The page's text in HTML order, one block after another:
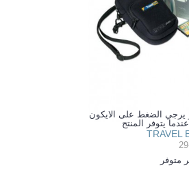
يرجي الضغط على الايكون
يتوفر المنتج
TRAVEL
متوفر